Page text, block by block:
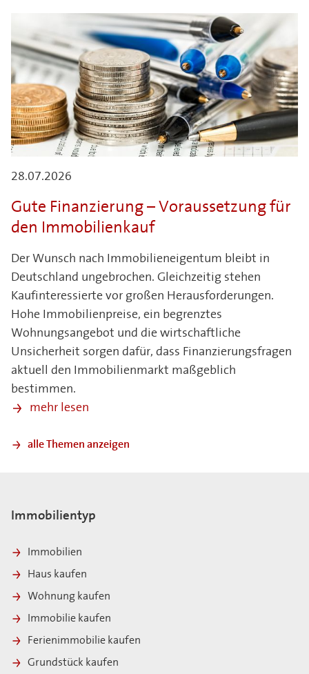
28.07.2026
Gute Finanzierung – Voraussetzung für
den Immobilienkauf
Der Wunsch nach Immobilieneigentum bleibt in
Deutschland ungebrochen. Gleichzeitig stehen
Kaufinteressierte vor großen Herausforderungen.
Hohe Immobilienpreise, ein begrenztes
Wohnungsangebot und die wirtschaftliche
Unsicherheit sorgen dafür, dass Finanzierungsfragen
aktuell den Immobilienmarkt maßgeblich
bestimmen.
mehr lesen
alle Themen anzeigen
Immobilientyp
Immobilien
Haus kaufen
Wohnung kaufen
Immobilie kaufen
Ferienimmobilie kaufen
Grundstück kaufen